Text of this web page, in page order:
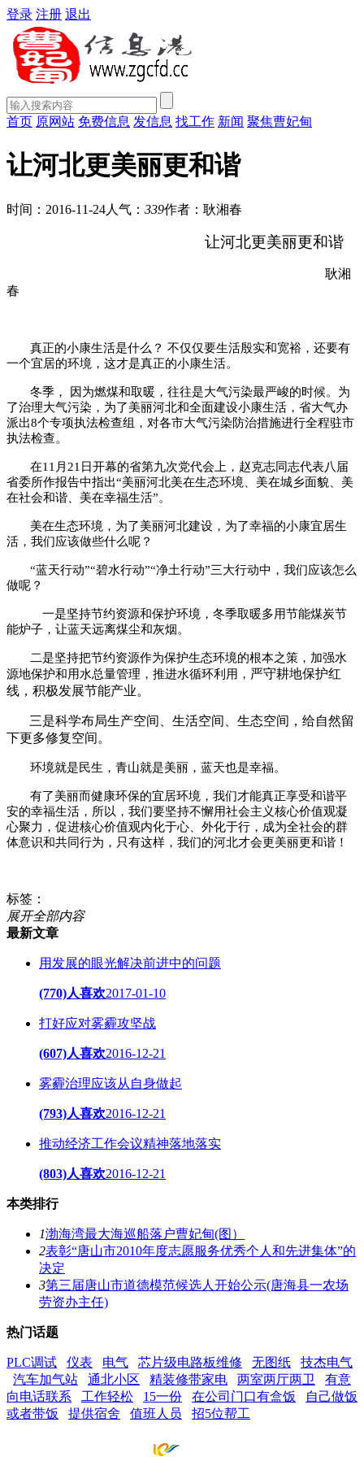
登录 注册 退出
首页 原网站 免费信息 发信息 找工作 新闻 聚焦曹妃甸
让河北更美丽更和谐
时间：2016-11-24人气： 339作者：耿湘春
让河北更美丽更和谐
耿湘
春
真正的小康生活是什么？ 不仅仅要生活殷实和宽裕，还要有
一个宜居的环境，这才是真正的小康生活。
冬季，
因为燃煤和取暖，往往是大气污染最严峻的时候。为
了治理大气污染，为了美丽河北和全面建设小康生活，省大气办
派出8个专项执法检查组，对各市大气污染防治措施进行全程驻市
执法检查。
在11 月 21 日开幕的省第九次党代会上，赵克志同志代表八届
省委所作报告中指出“美丽河北美在生态环境、美在城乡面貌、美
在社会和谐、美在幸福生活”。
美在生态环境，为了美丽河北建设，为了幸福的小康宜居生
活，我们应该做些什么呢？
“蓝天行动”“碧水行动”“净土行动”三大行动中，我们应该怎么
做呢？
一是坚持节约资源和保护环境，冬季取暖多用节能煤炭节
能炉子，让蓝天远离煤尘和灰烟。
二是坚持把节约资源作为保护生态环境的根本之策，加强水
源地保护和用水总量管理，推进水循环利用， 严守耕地保护红
线，积极发展节能产业。
三是科学布局生产空间、生活空间、生态空间，给自然留
下更多修复空间。
环境就是民生，青山就是美丽，蓝天也是幸福。
有了美丽而健康环保的宜居环境，我们才能真正享受和谐平
安的幸福生活，所以，我们要坚持不懈用社会主义核心价值观凝
心聚力，促进核心价值观内化于心、外化于行，成为全社会的群
体意识和共同行为，只有这样，我们的河北才会更美丽更和谐！
标签：
展开全部内容
最新文章
用发展的眼光解决前进中的问题
(770)人喜欢2017-01-10
打好应对雾霾攻坚战
(607)人喜欢2016-12-21
雾霾治理应该从自身做起
(793)人喜欢2016-12-21
推动经济工作会议精神落地落实
(803)人喜欢2016-12-21
本类排行
1渤海湾最大海巡船落户曹妃甸(图）
2表彰“唐山市2010年度志愿服务优秀个人和先进集体”的
决定
3第三届唐山市道德模范候选人开始公示(唐海县一农场
劳资办主任)
热门话题
PLC调试 仪表 电气 芯片级电路板维修 无图纸
技杰电气
汽车加气站
通北小区 精装修带家电 两室两厅两卫
有意
向电话联系
工作轻松 15一份 在公司门口有盒饭
自己做饭
或者带饭
提供宿舍 值班人员 招5位帮工